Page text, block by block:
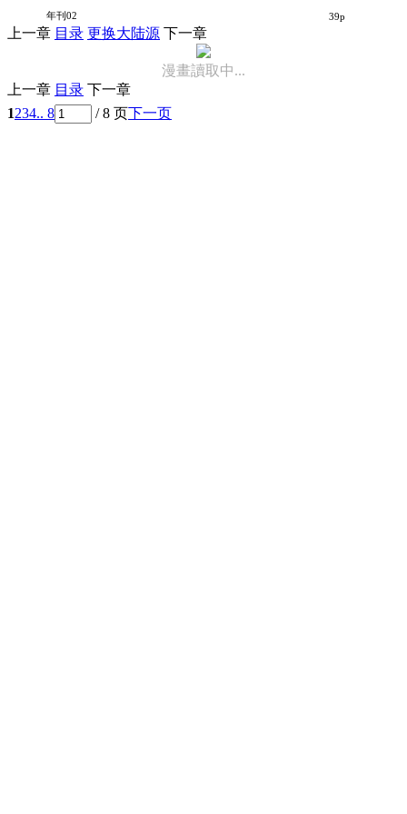
年刊02 39p
上一章 目录 更换大陆源 下一章
漫畫讀取中...
上一章 目录 下一章
1234.. 8 / 8 页下一页